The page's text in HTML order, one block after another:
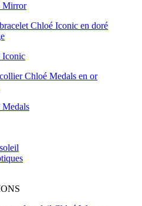
Mirror
Iconic
Medals